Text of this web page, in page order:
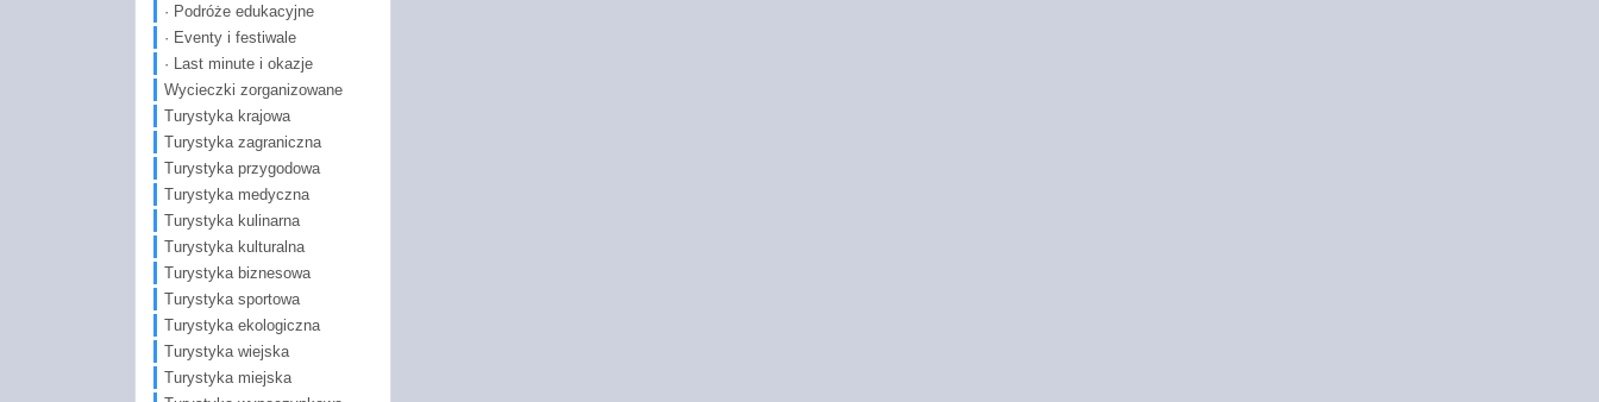
· Podróże edukacyjne
· Eventy i festiwale
· Last minute i okazje
Wycieczki zorganizowane
Turystyka krajowa
Turystyka zagraniczna
Turystyka przygodowa
Turystyka medyczna
Turystyka kulinarna
Turystyka kulturalna
Turystyka biznesowa
Turystyka sportowa
Turystyka ekologiczna
Turystyka wiejska
Turystyka miejska